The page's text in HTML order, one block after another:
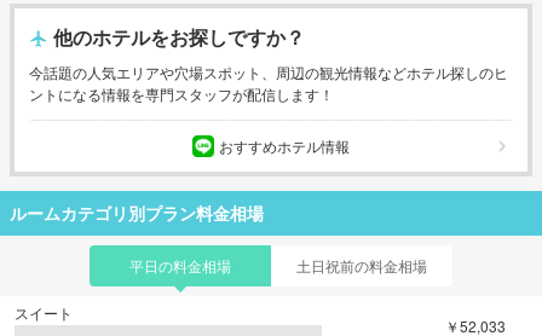
他のホテルをお探しですか？
今話題の人気エリアや穴場スポット、周辺の観光情報などホテル探しのヒ
ントになる情報を専門スタッフが配信します！
おすすめホテル情報
ルームカテゴリ別プラン料金相場
平日の料金相場 土日祝前の料金相場
スイート
￥52,033